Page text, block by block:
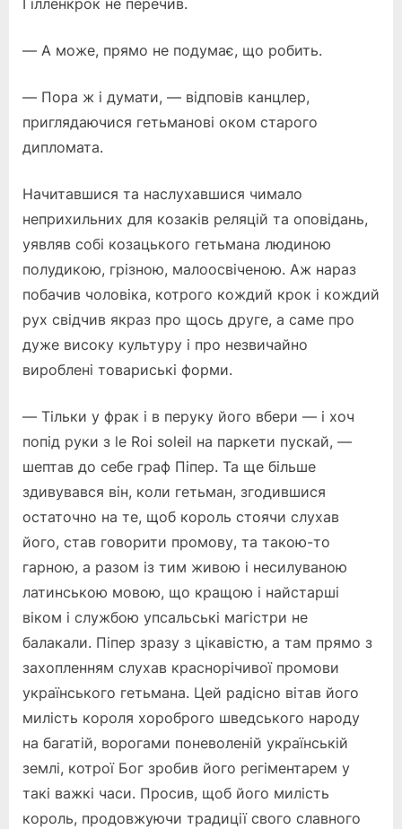
Гілленкрок не перечив.
— А може, прямо не подумає, що робить.
— Пора ж і думати, — відповів канцлер,
приглядаючися гетьманові оком старого
дипломата.
Начитавшися та наслухавшися чимало
неприхильних для козаків реляцій та оповідань,
уявляв собі козацького гетьмана людиною
полудикою, грізною, малоосвіченою. Аж нараз
побачив чоловіка, котрого кождий крок і кождий
рух свідчив якраз про щось друге, а саме про
дуже високу культуру і про незвичайно
вироблені товариські форми.
— Тільки у фрак і в перуку його вбери — і хоч
попід руки з le Roi soleil на паркети пускай, —
шептав до себе граф Піпер. Та ще більше
здивувався він, коли гетьман, згодившися
остаточно на те, щоб король стоячи слухав
його, став говорити промову, та такою-то
гарною, а разом із тим живою і несилуваною
латинською мовою, що кращою і найстарші
віком і службою упсальські магістри не
балакали. Піпер зразу з цікавістю, а там прямо з
захопленням слухав краснорічивої промови
українського гетьмана. Цей радісно вітав його
милість короля хороброго шведського народу
на багатій, ворогами поневоленій українській
землі, котрої Бог зробив його регіментарем у
такі важкі часи. Просив, щоб його милість
король, продовжуючи традиції свого славного